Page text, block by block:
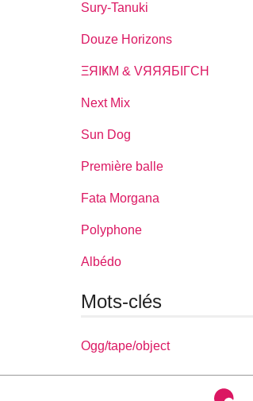
Sury-Tanuki
Douze Horizons
ΞЯIҜM & VЯЯЯБIΓCH
Next Mix
Sun Dog
Première balle
Fata Morgana
Polyphone
Albédo
Mots-clés
Ogg/tape/object